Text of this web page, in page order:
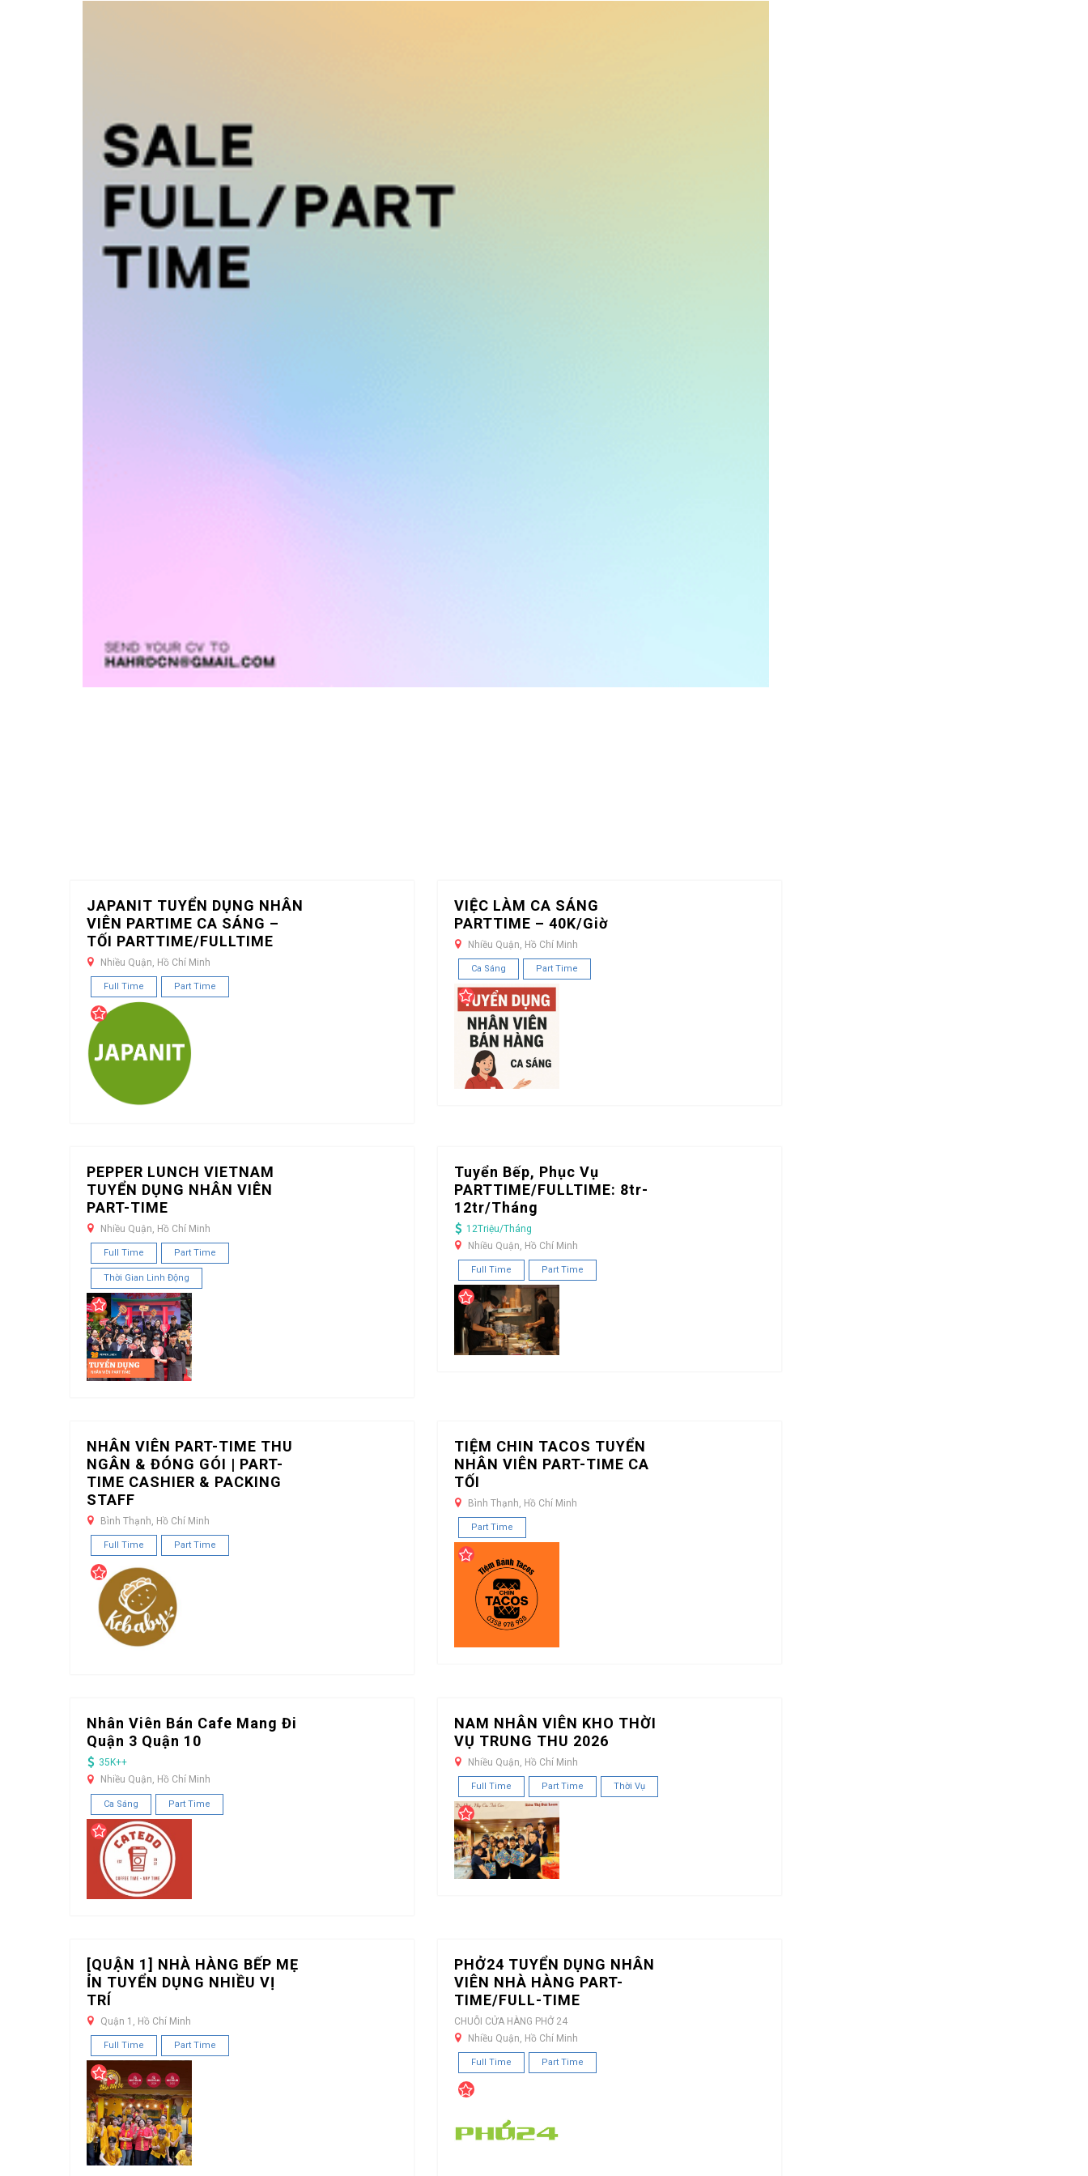
JAPANIT TUYỂN DỤNG NHÂN
VIÊN PARTIME CA SÁNG –
TỐI PARTTIME/FULLTIME
Nhiều Quận, Hồ Chí Minh
Full Time Part Time
VIỆC LÀM CA SÁNG
PARTTIME – 40K/Giờ
Nhiều Quận, Hồ Chí Minh
Ca Sáng Part Time
PEPPER LUNCH VIETNAM
TUYỂN DỤNG NHÂN VIÊN
PART-TIME
Nhiều Quận, Hồ Chí Minh
Full Time Part Time
Thời Gian Linh Động
Tuyển Bếp, Phục Vụ
PARTTIME/FULLTIME: 8tr-
12tr/Tháng
12Triệu/Tháng
Nhiều Quận, Hồ Chí Minh
Full Time Part Time
NHÂN VIÊN PART-TIME THU
NGÂN & ĐÓNG GÓI | PART-
TIME CASHIER & PACKING
STAFF
Bình Thạnh, Hồ Chí Minh
Full Time Part Time
TIỆM CHIN TACOS TUYỂN
NHÂN VIÊN PART-TIME CA
TỐI
Bình Thạnh, Hồ Chí Minh
Part Time
Nhân Viên Bán Cafe Mang Đi
Quận 3 Quận 10
35K++
Nhiều Quận, Hồ Chí Minh
Ca Sáng Part Time
NAM NHÂN VIÊN KHO THỜI
VỤ TRUNG THU 2026
Nhiều Quận, Hồ Chí Minh
Full Time Part Time Thời Vụ
[QUẬN 1] NHÀ HÀNG BẾP MẸ
ỈN TUYỂN DỤNG NHIỀU VỊ
TRÍ
Quận 1, Hồ Chí Minh
Full Time Part Time
PHỞ24 TUYỂN DỤNG NHÂN
VIÊN NHÀ HÀNG PART-
TIME/FULL-TIME
CHUỖI CỬA HÀNG PHỞ 24
Nhiều Quận, Hồ Chí Minh
Full Time Part Time